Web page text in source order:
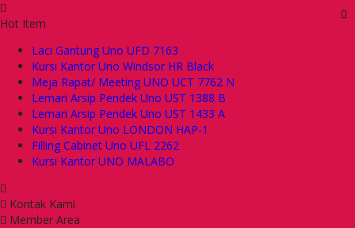
Hot Item
Laci Gantung Uno UFD 7163
Kursi Kantor Uno Windsor HR Black
Meja Rapat/ Meeting UNO UCT 7762 N
Lemari Arsip Pendek Uno UST 1388 B
Lemari Arsip Pendek Uno UST 1433 A
Kursi Kantor Uno LONDON HAP-1
Filling Cabinet Uno UFL 2262
Kursi Kantor UNO MALABO
Kontak Kami
Member Area